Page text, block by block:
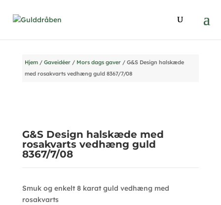
Hjem/ Gaveidéer/ Mors dags gaver/ G&S Design halskæde
med rosakvarts vedhæng guld 8367/7/08
G&S Design halskæde med
rosakvarts vedhæng guld
8367/7/08
Smuk og enkelt 8 karat guld vedhæng med
rosakvarts